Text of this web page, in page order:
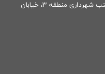
نشانی: تهران، خیابان دکتر شریعتی، جنب شهرداری منطقه ۳، خیابان